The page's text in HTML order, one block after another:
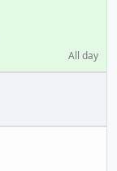
All day